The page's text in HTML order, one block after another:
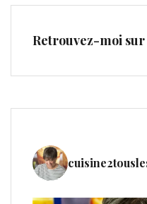
Retrouvez-moi